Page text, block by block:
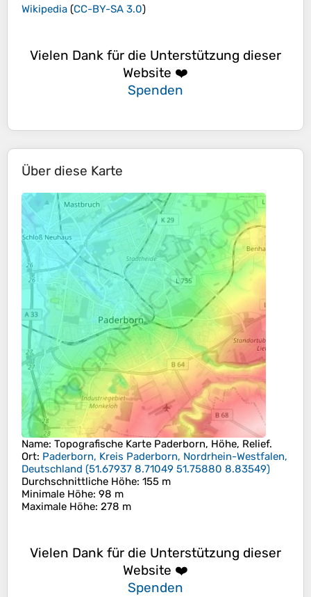
Wikipedia (CC-BY-SA 3.0)
Vielen Dank für die Unterstützung dieser
Website ❤️
Spenden
Über diese Karte
Name: Topografische Karte Paderborn, Höhe, Relief.
Ort: Paderborn, Kreis Paderborn, Nordrhein-Westfalen,
Deutschland (51.67937 8.71049 51.75880 8.83549)
Durchschnittliche Höhe: 155 m
Minimale Höhe: 98 m
Maximale Höhe: 278 m
Vielen Dank für die Unterstützung dieser
Website ❤️
Spenden